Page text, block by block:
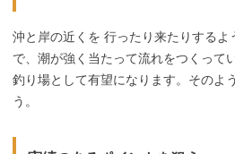
沖と岸の近くを 行ったり来たりする
で、潮が強く当たって流れをつくって
釣り場として有望になります。そのよ
う。